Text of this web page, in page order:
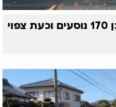
סכנה באוויר: טייס סיכן 170 נוסעים וכעת צפוי